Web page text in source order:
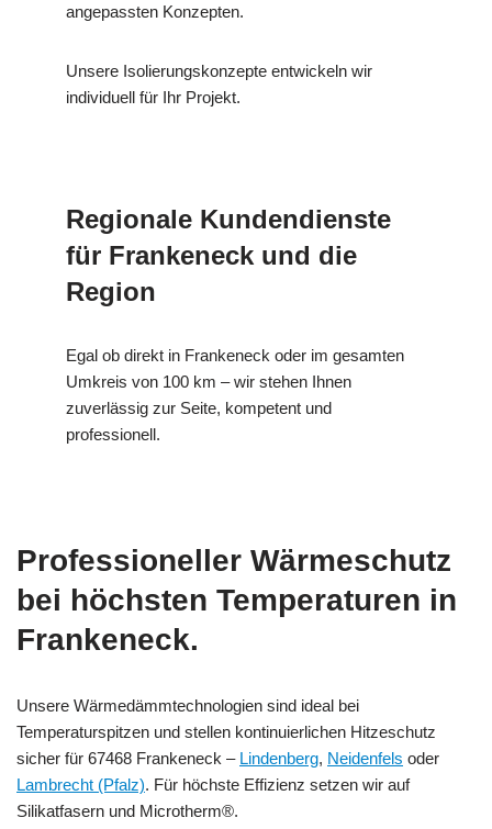
angepassten Konzepten.
Unsere Isolierungskonzepte entwickeln wir
individuell für Ihr Projekt.
Regionale Kundendienste
für Frankeneck und die
Region
Egal ob direkt in Frankeneck oder im gesamten
Umkreis von 100 km – wir stehen Ihnen
zuverlässig zur Seite, kompetent und
professionell.
Professioneller Wärmeschutz
bei höchsten Temperaturen in
Frankeneck.
Unsere Wärmedämmtechnologien sind ideal bei
Temperaturspitzen und stellen kontinuierlichen Hitzeschutz
sicher für 67468 Frankeneck – Lindenberg, Neidenfels oder
Lambrecht (Pfalz). Für höchste Effizienz setzen wir auf
Silikatfasern und Microtherm®.